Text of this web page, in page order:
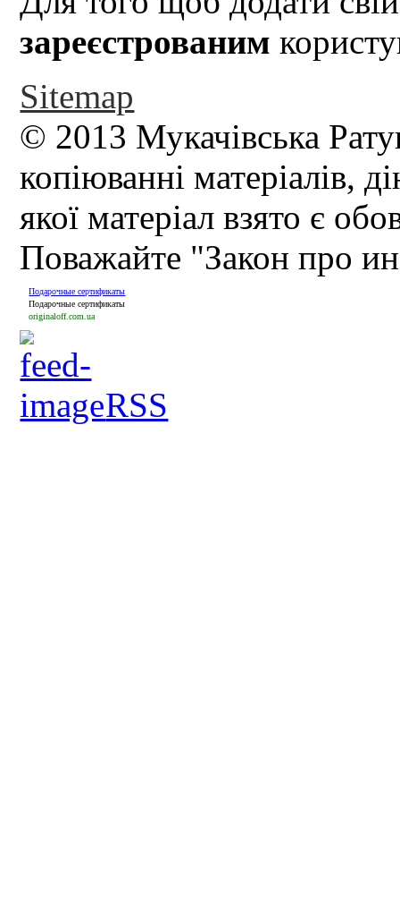
зареєстрованим
Sitemap
© 2013 Мукачівська
копіюванні матеріалів,
якої матеріал взято є
Поважайте "Закон про
Подарочные сертификаты
Подарочные сертификаты
originaloff.com.ua
RSS